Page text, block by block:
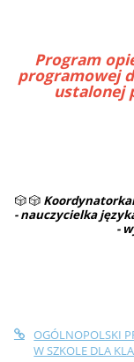
Program
programowej
ustalonej
🎲🎲
- nauczycielka
-
OGÓLNOPOLSKI
W SZKOLE DLA